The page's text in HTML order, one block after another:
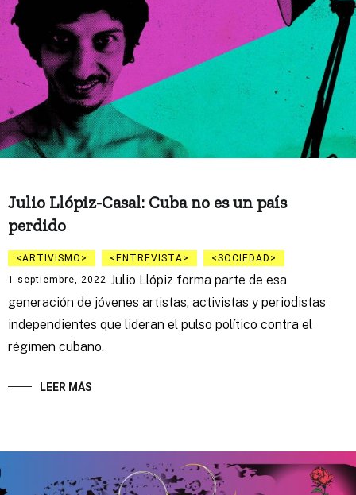
Julio Llópiz-Casal: Cuba no es un país
perdido
ARTIVISMO ENTREVISTA
SOCIEDAD
1 septiembre, 2022 Julio Llópiz forma parte de esa
generación de jóvenes artistas, activistas y periodistas
independientes que lideran el pulso político contra el
régimen cubano.
LEER MÁS